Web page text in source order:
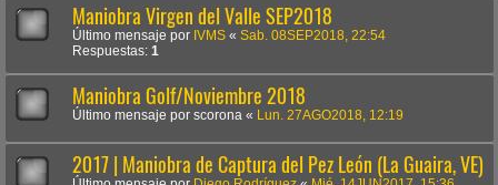
Maniobra Virgen del Valle SEP2018
Último mensaje por IVMS « Sab. 08SEP2018, 22:54
Respuestas: 1
Maniobra Golf/Noviembre 2018
Último mensaje por scorona « Lun. 27AGO2018, 12:19
2017 | Maniobra de Captura del Pez León (La Guaira, VE)